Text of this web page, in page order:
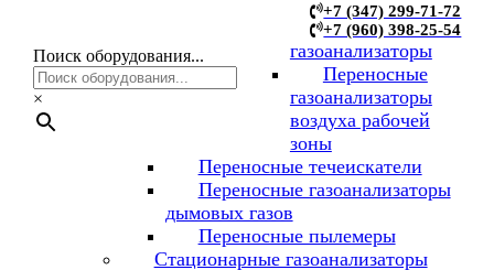
+7 (347) 299-71-72
+7 (960) 398-25-54
Поиск оборудования...
×
газоанализаторы
Переносные
газоанализаторы
воздуха рабочей
зоны
Переносные течеискатели
Переносные газоанализаторы
дымовых газов
Переносные пылемеры
Стационарные газоанализаторы